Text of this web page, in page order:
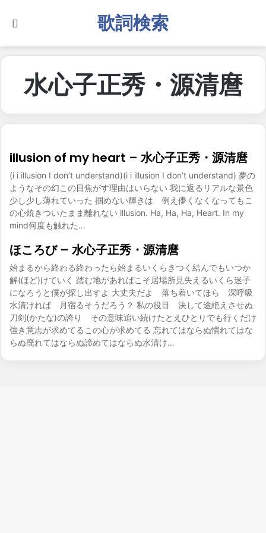
歌詞検索
水心子正秀・源清麿
illusion of my heart – 水心子正秀・源清麿
(i i illusion I don’t understand)(i i illusion I don’t understand) 夢の
ようなその幻この目焦がす理由はいらない 我に返るリアルな景色
少し少し薄れていった 掴めない輝きは 例え儚くなくなってもこ
の心焼きついたまま離れない illusion. Ha, Ha, Ha, Heart. In my
mind何度も触れた…
ほころび – 水心子正秀・源清麿
始まるから終わる終わったら始まるいくらきつく結んでもいつか
解(ほど)けていく 踏む地があればこそ居場所見失えるいくら迷子
になろうと僕が探し出すよ 大丈夫だよ 落ち着いてほら 深呼吸
水清ければ 月宿るそうだろう？ 私の役目 決して途絶えさせぬ
刀剣(かたな)の誇り その意味追い続けたとえひとりでも行くだけ
強き意志が求めてるこの心が求めてる 忘れてはならぬ慣れてはな
らぬ廃れてはならぬ諦めてはならぬ水清け…